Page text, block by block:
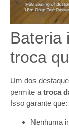
Bateria
troca
Um dos
permite a troca
Isso garante que:
Nenhuma